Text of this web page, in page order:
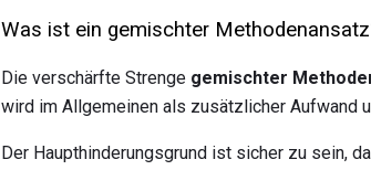
Was ist ein gemischter
Die verschärfte Strenge gemischter
wird im Allgemeinen als zusätzlicher Aufwand
Der Haupthinderungsgrund ist sicher zu sein,